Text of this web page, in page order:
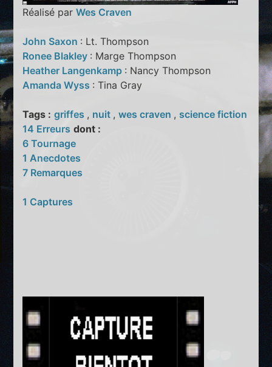
Réalisé parWes Craven
John Saxon : Lt. Thompson
Ronee Blakley : Marge Thompson
Heather Langenkamp : Nancy Thompson
Amanda Wyss : Tina Gray
Tags : griffes , nuit ,wes craven , science fiction
14 Erreurs dont :
6 Tournage
1 Anecdotes
7 Remarques
1 Captures